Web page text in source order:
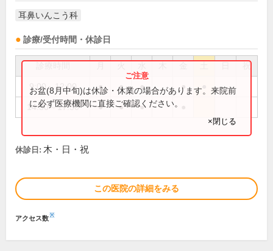
耳鼻いんこう科
診療/受付時間・休診日
祝
9:00～12:00 ● ● ● ●
14:30～17:30 ● ● ●
お盆(8月中旬)は休診・休業の場合があります。来院前
に必ず医療機関に直接ご確認ください。
×閉じる
休診日: 木・日・祝
この医院の詳細をみる
アクセス数※